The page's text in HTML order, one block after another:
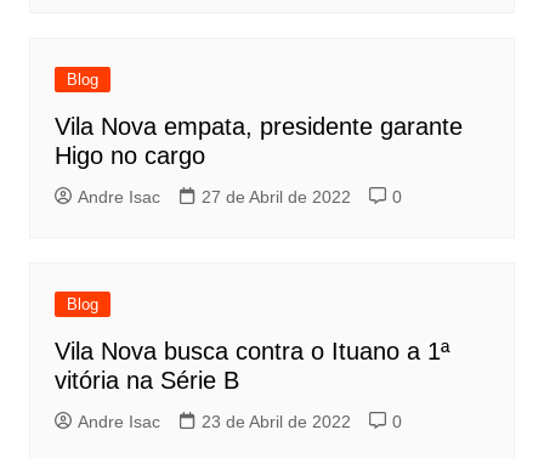
Blog
Vila Nova empata, presidente garante
Higo no cargo
Andre Isac 27 de Abril de 2022 0
Blog
Vila Nova busca contra o Ituano a 1ª
vitória na Série B
Andre Isac 23 de Abril de 2022 0